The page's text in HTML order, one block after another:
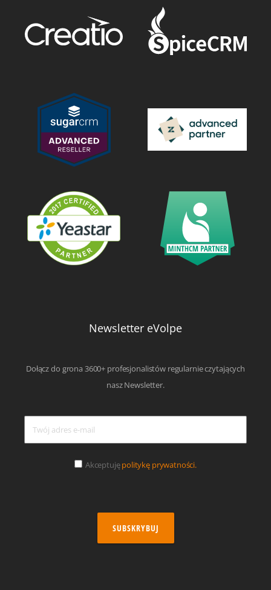
Newsletter eVolpe
Dołącz do grona 3600+ profesjonalistów regularnie czytających
nasz Newsletter.
Akceptujępolitykę prywatności.
SUBSKRYBUJ